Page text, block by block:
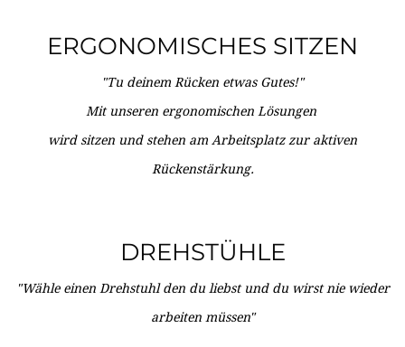
ERGONOMISCHES SITZEN
"Tu deinem Rücken etwas Gutes!"
Mit unseren ergonomischen Lösungen
wird sitzen und stehen am Arbeitsplatz zur aktiven
Rückenstärkung.
DREHSTÜHLE
"Wähle einen Drehstuhl den du liebst und du wirst nie wieder
arbeiten müssen"